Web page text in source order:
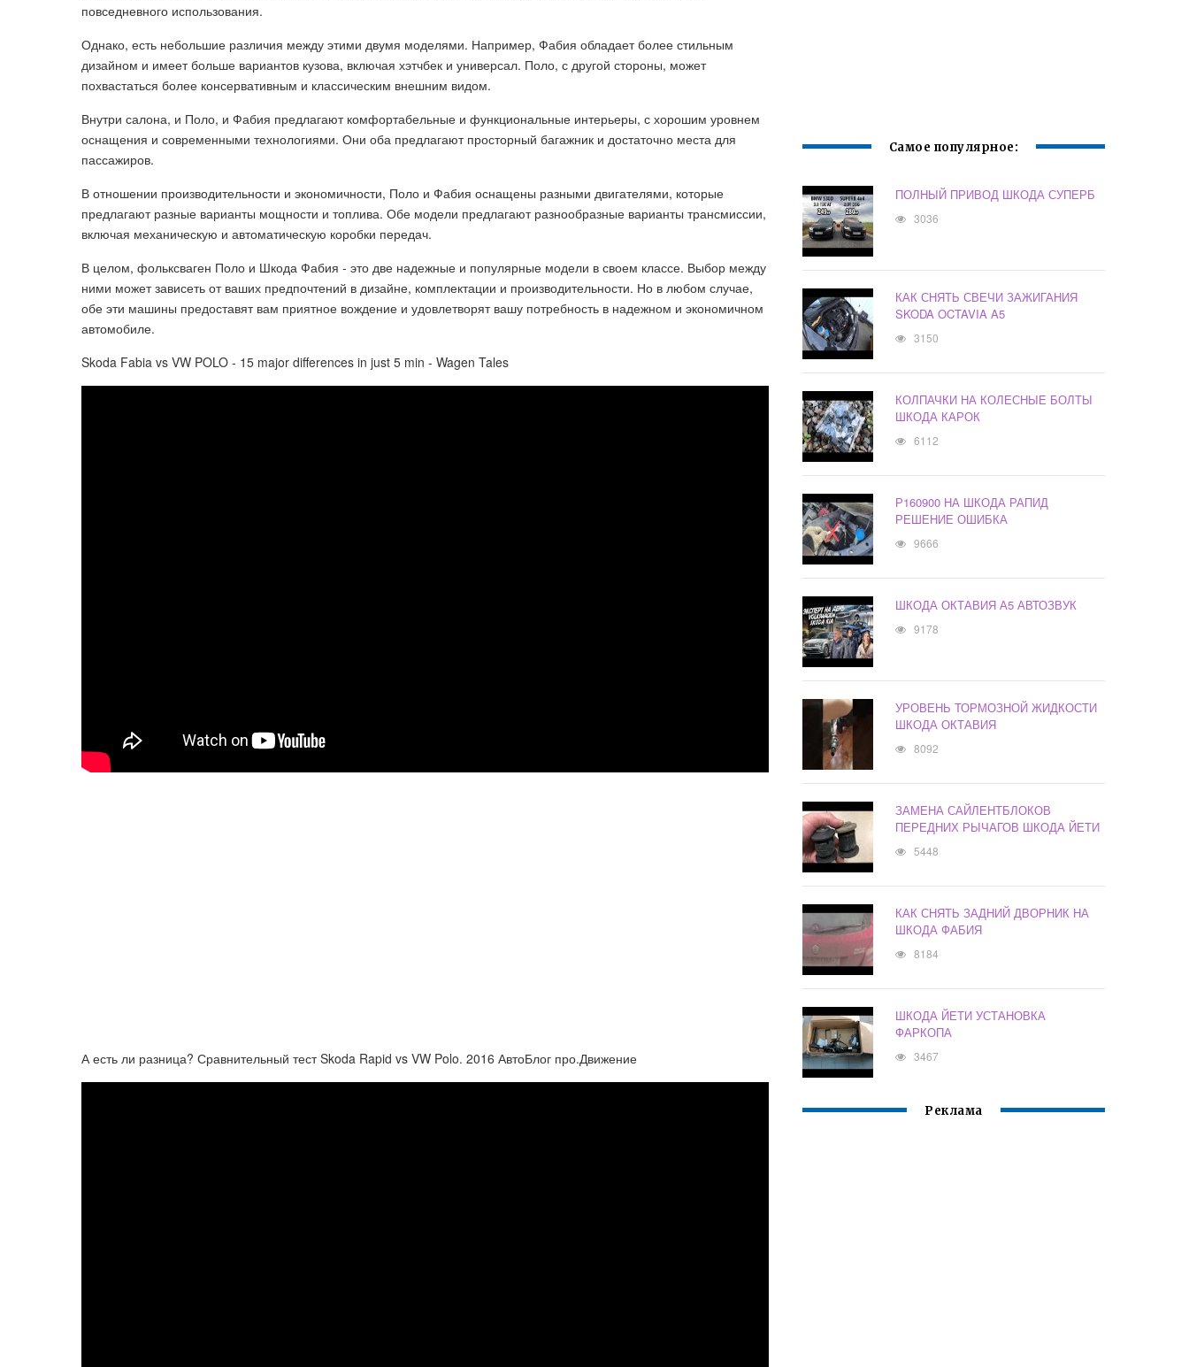
повседневного использования.
Однако, есть небольшие различия между этими двумя моделями. Например, Фабия обладает более стильным
дизайном и имеет больше вариантов кузова, включая хэтчбек и универсал. Поло, с другой стороны, может
похвастаться более консервативным и классическим внешним видом.
Внутри салона, и Поло, и Фабия предлагают комфортабельные и функциональные интерьеры, с хорошим уровнем
оснащения и современными технологиями. Они оба предлагают просторный багажник и достаточно места для
пассажиров.
В отношении производительности и экономичности, Поло и Фабия оснащены разными двигателями, которые
предлагают разные варианты мощности и топлива. Обе модели предлагают разнообразные варианты трансмиссии,
включая механическую и автоматическую коробки передач.
В целом, фольксваген Поло и Шкода Фабия - это две надежные и популярные модели в своем классе. Выбор между
ними может зависеть от ваших предпочтений в дизайне, комплектации и производительности. Но в любом случае,
обе эти машины предоставят вам приятное вождение и удовлетворят вашу потребность в надежном и экономичном
автомобиле.
Skoda Fabia vs VW POLO - 15 major differences in just 5 min - Wagen Tales
А есть ли разница? Сравнительный тест Skoda Rapid vs VW Polo. 2016 АвтоБлог про.Движение
Самое популярное:
ПОЛНЫЙ ПРИВОД ШКОДА СУПЕРБ
3036
КАК СНЯТЬ СВЕЧИ ЗАЖИГАНИЯ
SKODA OCTAVIA A5
3150
КОЛПАЧКИ НА КОЛЕСНЫЕ БОЛТЫ
ШКОДА КАРОК
6112
Р160900 НА ШКОДА РАПИД
РЕШЕНИЕ ОШИБКА
9666
ШКОДА ОКТАВИЯ А5 АВТОЗВУК
9178
УРОВЕНЬ ТОРМОЗНОЙ ЖИДКОСТИ
ШКОДА ОКТАВИЯ
8092
ЗАМЕНА САЙЛЕНТБЛОКОВ
ПЕРЕДНИХ РЫЧАГОВ ШКОДА ЙЕТИ
5448
КАК СНЯТЬ ЗАДНИЙ ДВОРНИК НА
ШКОДА ФАБИЯ
8184
ШКОДА ЙЕТИ УСТАНОВКА
ФАРКОПА
3467
Реклама